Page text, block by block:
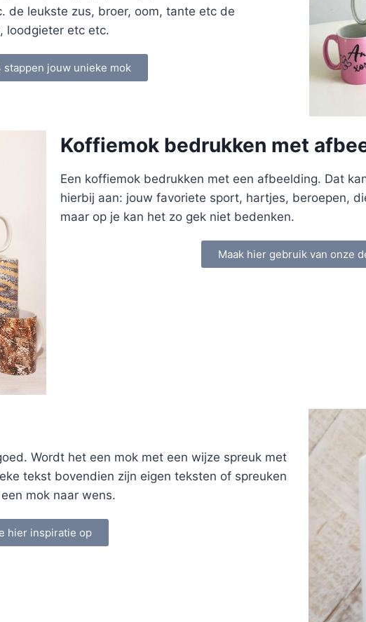
de leukste zus, broer, oom, tante etc de
loodgieter etc etc.
jouw unieke mok
Koffiemok bedrukken met
Een koffiemok bedrukken met een afbeelding. Dat
hierbij aan: jouw favoriete sport, hartjes, beroepen,
maar op je kan het zo gek niet bedenken.
Maak hier gebruik van onze
Wordt het een mok met een wijze spreuk met
tekst bovendien zijn eigen teksten of spreuken
mok naar wens.
hier inspiratie op